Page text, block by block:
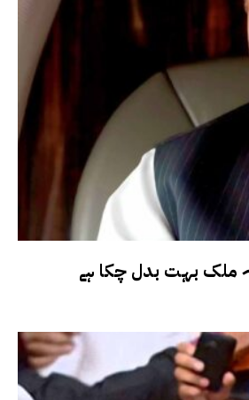
ملک بہت بدل چکا ہے